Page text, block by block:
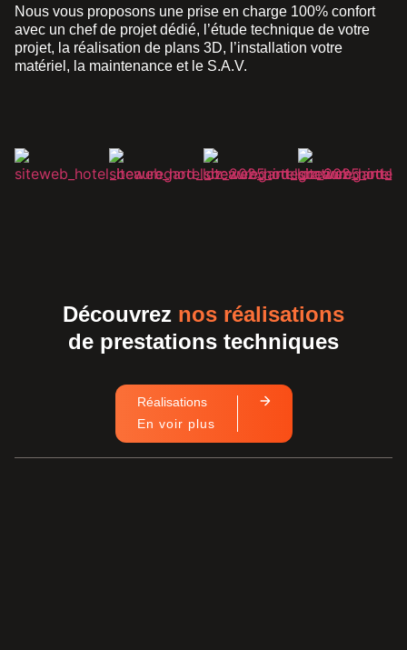
Nous vous proposons une prise en charge 100% confort
avec un chef de projet dédié, l’étude technique de votre
projet, la réalisation de plans 3D, l’installation votre
matériel, la maintenance et le S.A.V.
Découvrez nos réalisations
de prestations techniques
Réalisations
En voir plus